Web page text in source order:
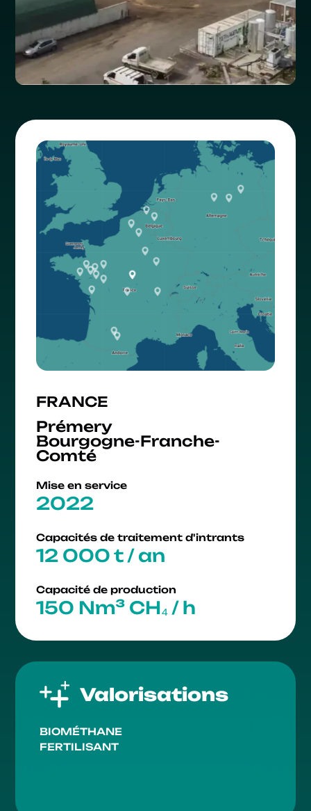
FRANCE
Prémery
Bourgogne-Franche-
Comté
Mise en service
2022
Capacités de traitement d'intrants
12 000 t / an
Capacité de production
150 Nm³ CH₄ / h
Valorisations
BIOMÉTHANE
FERTILISANT